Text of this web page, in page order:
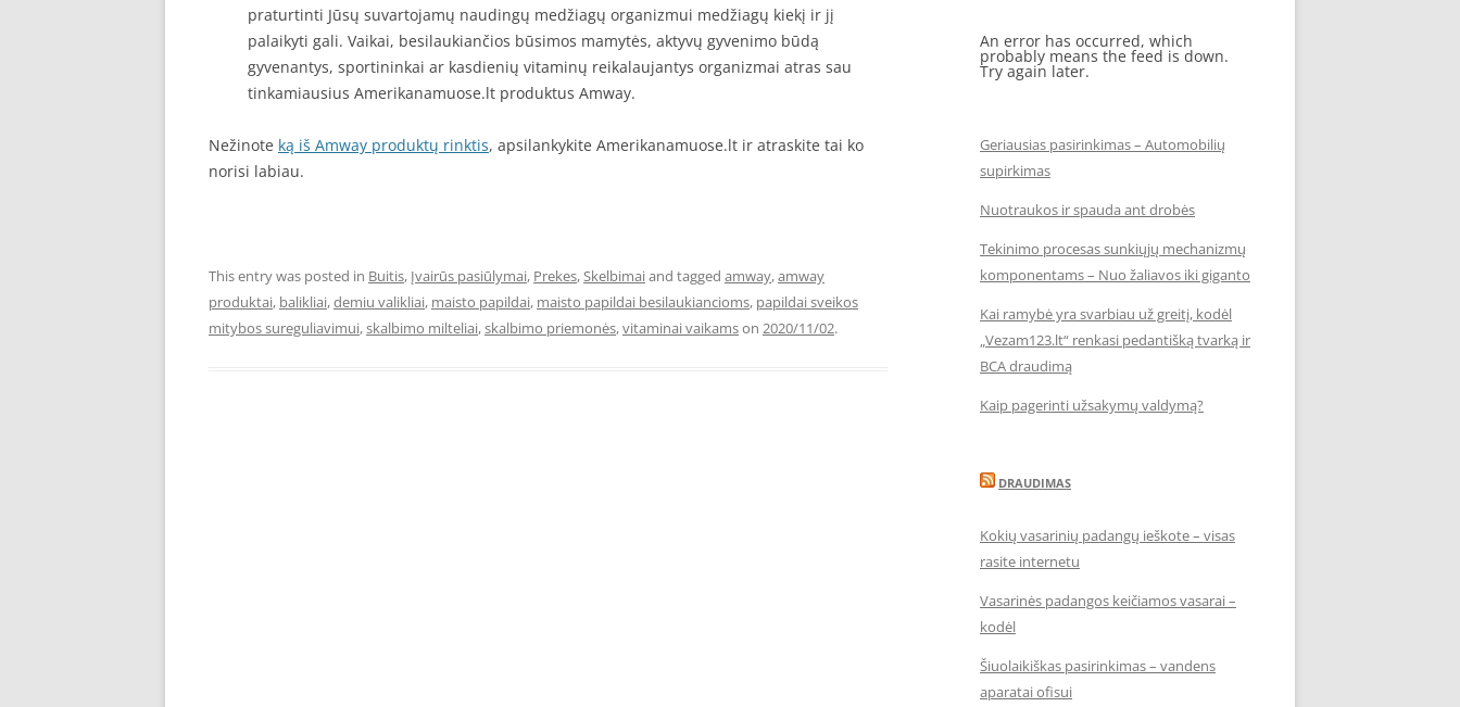
praturtinti Jūsų suvartojamų naudingų medžiagų organizmui medžiagų kiekį ir jį
palaikyti gali. Vaikai, besilaukiančios būsimos mamytės, aktyvų gyvenimo būdą
gyvenantys, sportininkai ar kasdienių vitaminų reikalaujantys organizmai atras sau
tinkamiausius Amerikanamuose.lt produktus Amway.
Nežinote ką iš Amway produktų rinktis, apsilankykite Amerikanamuose.lt ir atraskite tai ko
norisi labiau.
This entry was posted in Buitis, Įvairūs pasiūlymai, Prekes,Skelbimaiand tagged amway,amway
produktai, balikliai,demiu valikliai, maisto papildai, maisto papildai besilaukiancioms, papildai sveikos
mitybos sureguliavimui,skalbimo milteliai,skalbimo priemonės,vitaminai vaikamson 2020/11/02.
An error has occurred, which
probably means the feed is down.
Try again later.
Geriausias pasirinkimas – Automobilių
supirkimas
Nuotraukos ir spauda ant drobės
Tekinimo procesas sunkiųjų mechanizmų
komponentams – Nuo žaliavos iki giganto
Kai ramybė yra svarbiau už greitį, kodėl
„Vezam123.lt“ renkasi pedantišką tvarką ir
BCA draudimą
Kaip pagerinti užsakymų valdymą?
DRAUDIMAS
Kokių vasarinių padangų ieškote – visas
rasite internetu
Vasarinės padangos keičiamos vasarai –
kodėl
Šiuolaikiškas pasirinkimas – vandens
aparatai ofisui